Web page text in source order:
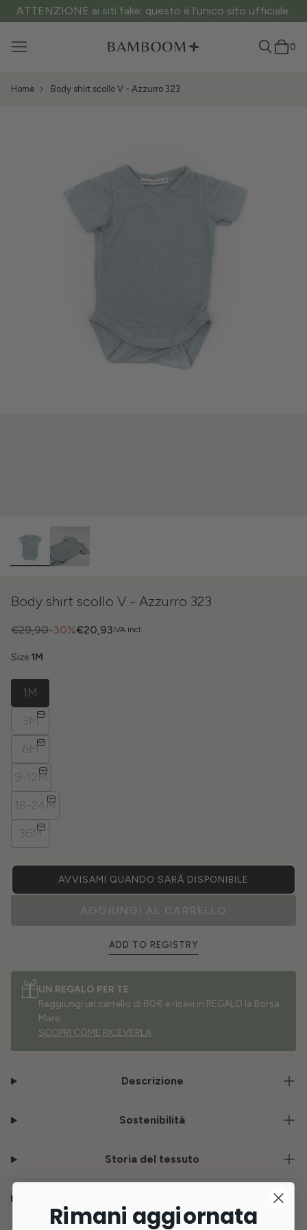
ATTENZIONE ai siti fake: questo è l’unico sito ufficiale.
0
Home Body shirt scollo V - Azzurro 323
Body shirt scollo V - Azzurro 323
IVA incl.
-30%
€29,90 €20,93
Size:1M
1M
3M
6M
9-12M
18-24M
36M
AVVISAMI QUANDO SARÀ DISPONIBILE
AGGIUNGI AL CARRELLO
ADD TO REGISTRY
UN REGALO PER TE
Raggiungi un carrello di 80€ e ricevi in REGALO la Borsa
Mare.
SCOPRI COME RICEVERLA
Descrizione
Sostenibilità
Storia del tessuto
Rimani aggiornata